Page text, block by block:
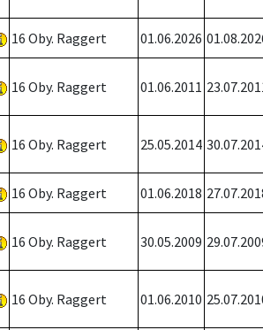
16 Oby. Raggert 01.06.2026
16 Oby. Raggert 01.06.2011
16 Oby. Raggert 25.05.2014
16 Oby. Raggert 01.06.2018
16 Oby. Raggert 30.05.2009
16 Oby. Raggert 01.06.2010